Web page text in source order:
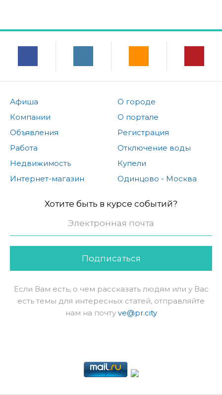
Афиша
Компании
Объявления
Работа
Недвижимость
Интернет-магазин
О городе
О портале
Регистрация
Отключение воды
Купели
Одинцово - Москва
Хотите быть в курсе событий?
Подписаться
Если Вам есть, о чем рассказать людям или у Вас
есть темы для интересных статей, отправляйте
нам на почту ve@pr.city